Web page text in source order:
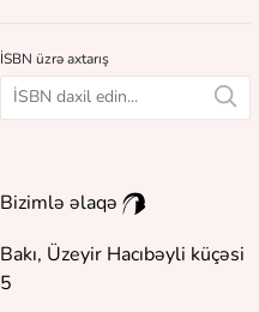
İSBN üzrə axtarış
Bizimlə əlaqə
Bakı, Üzeyir Hacıbəyli küçəsi
5